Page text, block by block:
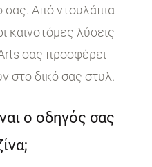
Από ντουλάπια
καινοτόμες λύσεις
σας προσφέρει
στο δικό σας στυλ.
ο οδηγός σας